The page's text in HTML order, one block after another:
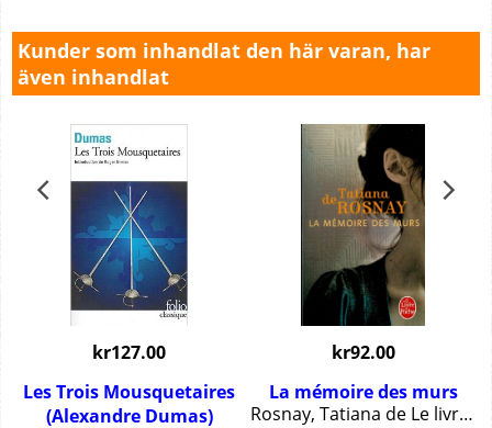
Kunder som inhandlat den här varan, har
även inhandlat
kr127.00
Les Trois Mousquetaires
(Alexandre Dumas)
kr92.00
La mémoire des murs
Rosnay, Tatiana de Le livre de poche, 153 pgs.